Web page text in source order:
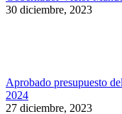
30 diciembre, 2023
Aprobado presupuesto
2024
27 diciembre, 2023